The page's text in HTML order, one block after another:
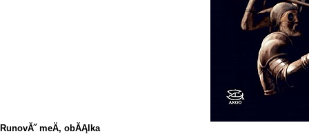
RunovĂ˝ meÄ, obĂĄlka